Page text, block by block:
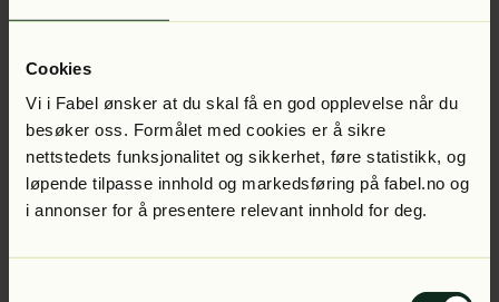
Cookies
Vi i Fabel ønsker at du skal få en god opplevelse når du
besøker oss. Formålet med cookies er å sikre
nettstedets funksjonalitet og sikkerhet, føre statistikk, og
løpende tilpasse innhold og markedsføring på fabel.no og
i annonser for å presentere relevant innhold for deg.